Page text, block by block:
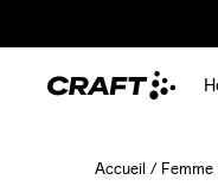
Accueil Femme